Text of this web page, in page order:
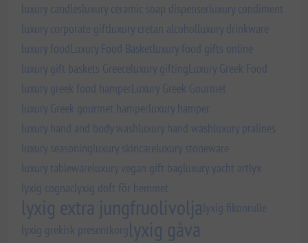
luxury candlesluxury ceramic soap dispenserluxury condiment
luxury corporate giftluxury cretan alcoholluxury drinkware
luxury foodLuxury Food Basketluxury food gifts online
luxury gift baskets Greeceluxury giftingLuxury Greek Food
luxury greek food hamperLuxury Greek Gourmet
luxury Greek gourmet hamperluxury hamper
luxury hand and body washluxury hand washluxury pralines
luxury seasoningluxury skincareluxury stoneware
luxury tablewareluxury vegan gift bagluxury yacht artlyx
lyxig cognaclyxig doft för hemmet
lyxig extra jungfruolivoljalyxig fikonrulle
lyxig grekisk presentkorglyxig gåva